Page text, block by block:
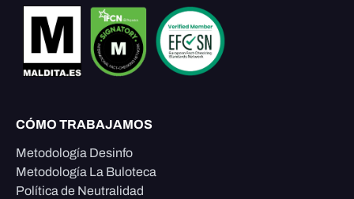
CÓMO TRABAJAMOS
Metodología Desinfo
Metodología La Buloteca
Política de Neutralidad